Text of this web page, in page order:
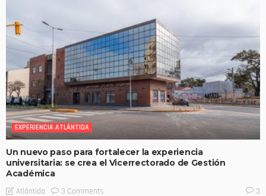
EXPERIENCIA ATLÁNTIDA
Un nuevo paso para fortalecer la experiencia
universitaria: se crea el Vicerrectorado de Gestión
Académica
Atlántida 3 Comments 3